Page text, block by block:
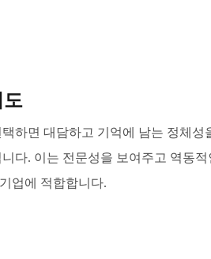
하면 대담하고 기억에 남는 정체성
다. 이는 전문성을 보여주고 역동
업에 적합합니다.